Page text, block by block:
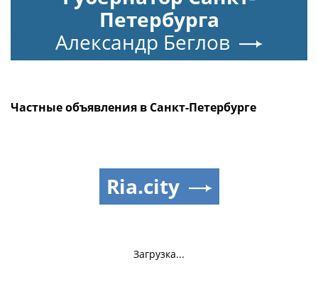
Петербурга
Александр Беглов
Частные объявления в Санкт-Петербурге
Загрузка...
Ria.city